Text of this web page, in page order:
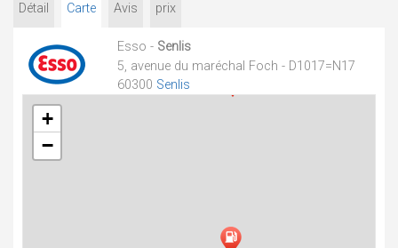
Détail Carte Avis prix
Esso - Senlis
5, avenue du maréchal Foch - D1017=N17
60300 Senlis
+
−